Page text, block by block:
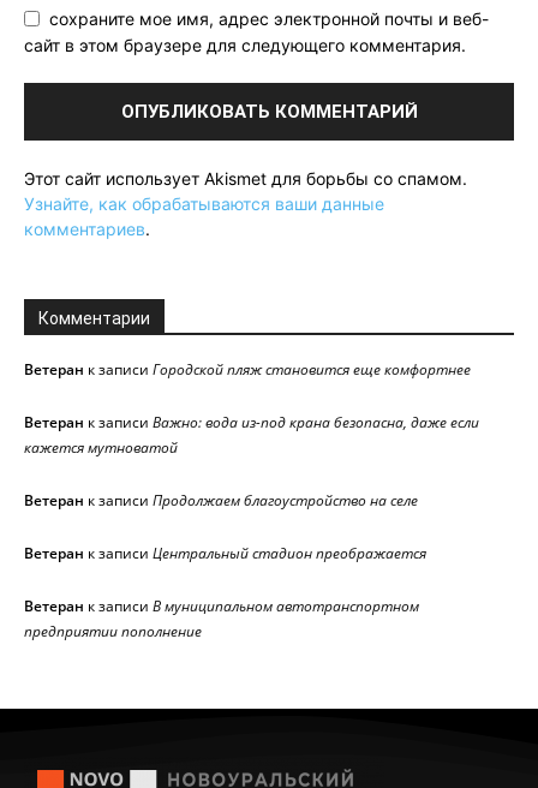
сохраните мое имя, адрес электронной почты и веб-
сайт в этом браузере для следующего комментария.
Этот сайт использует Akismet для борьбы со спамом.
Узнайте, как обрабатываются ваши данные
комментариев.
Комментарии
Ветеран к записи Городской пляж становится еще комфортнее
Ветеран к записи Важно: вода из-под крана безопасна, даже если
кажется мутноватой
Ветеран к записи Продолжаем благоустройство на селе
Ветеран к записи Центральный стадион преображается
Ветеран к записи В муниципальном автотранспортном
предприятии пополнение